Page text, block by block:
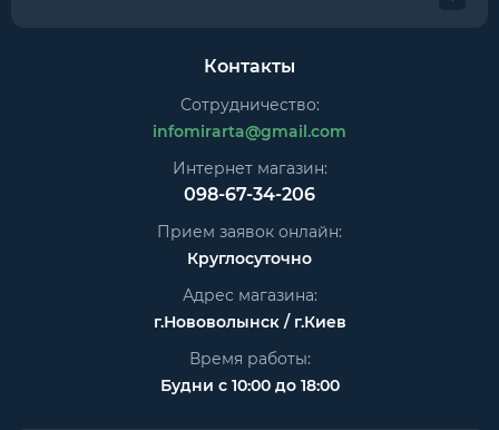
Контакты
Сотрудничество:
infomirarta@gmail.com
Интернет магазин:
098-67-34-206
Прием заявок онлайн:
Круглосуточно
Адрес магазина:
г.Нововолынск / г.Киев
Время работы:
Будни с 10:00 до 18:00